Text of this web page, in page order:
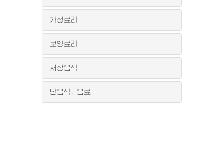
가정료리
보양료리
저장음식
단음식, 음료